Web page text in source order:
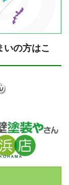
いの方はこ